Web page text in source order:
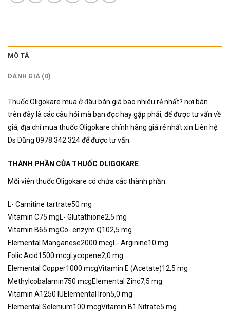
MÔ TẢ
ĐÁNH GIÁ (0)
Thuốc Oligokare mua ở đâu bán giá bao nhiêu rẻ nhất? nơi bán
trên đây là các câu hỏi mà bạn đọc hay gặp phải, để được tư vấn về
giá, địa chỉ mua thuốc Oligokare chính hãng giá rẻ nhất xin Liên hệ:
Ds Dũng 0978.342.324 để được tư vấn.
THÀNH PHẦN CỦA THUỐC OLIGOKARE
Mỗi viên thuốc Oligokare có chứa các thành phần:
L- Carnitine tartrate50 mg
Vitamin C75 mgL- Glutathione2,5 mg
Vitamin B65 mgCo- enzym Q102,5 mg
Elemental Manganese2000 mcgL- Arginine10 mg
Folic Acid1500 mcgLycopene2,0 mg
Elemental Copper1000 mcgVitamin E (Acetate)12,5 mg
Methylcobalamin750 mcgElemental Zinc7,5 mg
Vitamin A1250 IUElemental Iron5,0 mg
Elemental Selenium100 mcgVitamin B1 Nitrate5 mg